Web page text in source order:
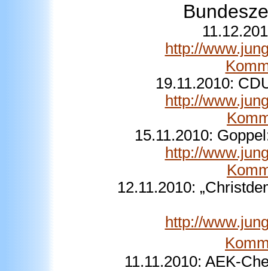
http://
19.11.2010:
http://
15.11.2010:
http://
12.11.2010:
http://
11.11.2010: AEK-